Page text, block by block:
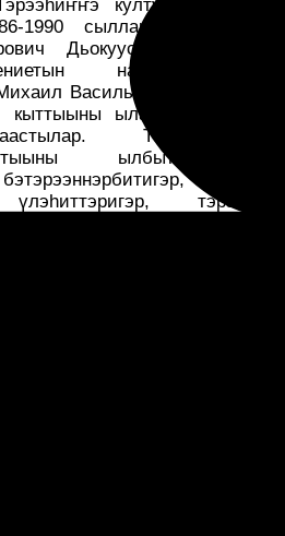
отделын
1990 сылларга үлэлээбит
Дьокуускай куораттан,
начальниктарынан
Васильевич, Заровняев
кыттыыны ыланнар ааспыты
Тэрийээччилэр
ылбыт биир
Олоҥхо
тэрээһин
күүс-көмө буолбут ИП
барҕа махтал
Бу кэлбит саҥа Иэйэхсит
түгэннэринэн арыаллаатын,